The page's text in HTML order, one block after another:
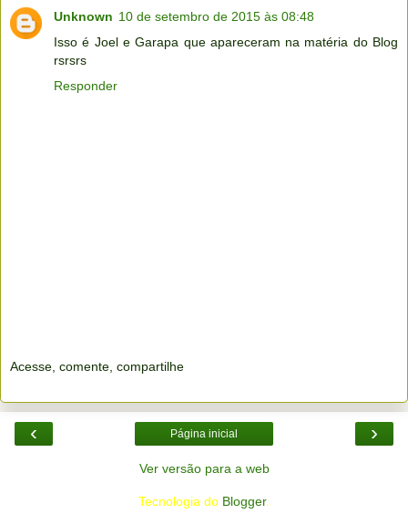
Unknown 10 de setembro de 2015 às 08:48
Isso é Joel e Garapa que apareceram na matéria do Blog
rsrsrs
Responder
Acesse, comente, compartilhe
‹ ›
Página inicial
Ver versão para a web
Tecnologia do Blogger.